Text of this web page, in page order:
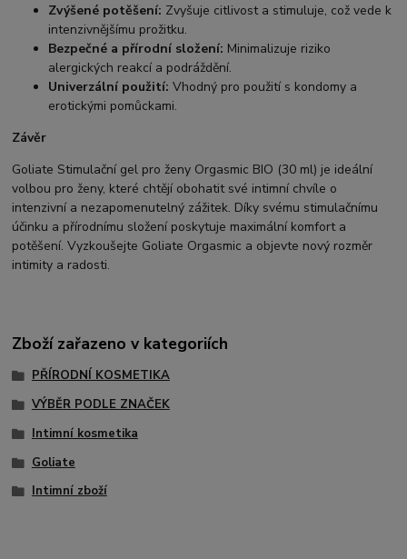
Zvýšené potěšení: Zvyšuje citlivost a stimuluje, což vede k
intenzivnějšímu prožitku.
Bezpečné a přírodní složení: Minimalizuje riziko
alergických reakcí a podráždění.
Univerzální použití: Vhodný pro použití s kondomy a
erotickými pomůckami.
Závěr
Goliate Stimulační gel pro ženy Orgasmic BIO (30 ml) je ideální
volbou pro ženy, které chtějí obohatit své intimní chvíle o
intenzivní a nezapomenutelný zážitek. Díky svému stimulačnímu
účinku a přírodnímu složení poskytuje maximální komfort a
potěšení. Vyzkoušejte Goliate Orgasmic a objevte nový rozměr
intimity a radosti.
Zboží zařazeno v kategoriích
PŘÍRODNÍ KOSMETIKA
VÝBĚR PODLE ZNAČEK
Intimní kosmetika
Goliate
Intimní zboží